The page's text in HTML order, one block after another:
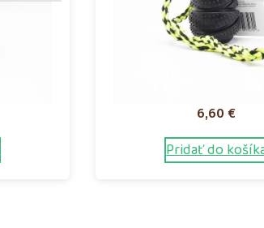
6,60€
Pridať do